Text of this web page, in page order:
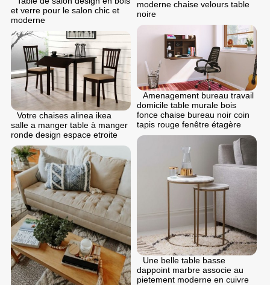
moderne chaise velours table
noire
et verre pour le salon chic et
moderne
Amenagement bureau travail
domicile table murale bois
fonce chaise bureau noir coin
tapis rouge fenêtre étagère
Votre chaises alinea ikea
salle a manger table à manger
ronde design espace etroite
Une belle table basse
dappoint marbre associe au
pietement moderne en cuivre